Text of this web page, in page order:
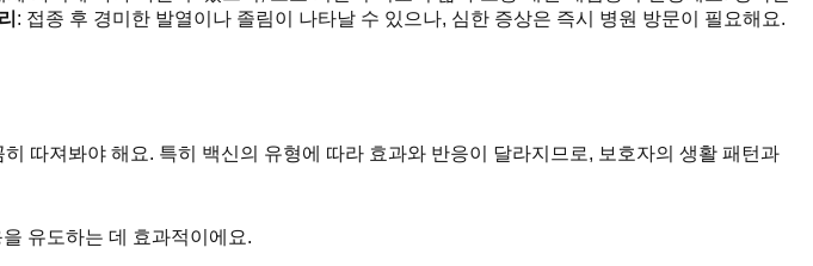
: 접종 후 경미한 발열이나 졸림이 나타날 수 있으나, 심한 증상은 즉시 병원 방문이 필요해요.
따져봐야 해요. 특히 백신의 유형에 따라 효과와 반응이 달라지므로, 보호자의 생활 패턴과
유도하는 데 효과적이에요.